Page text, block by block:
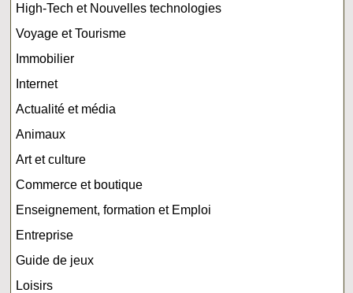
High-Tech et Nouvelles technologies
Voyage et Tourisme
Immobilier
Internet
Actualité et média
Animaux
Art et culture
Commerce et boutique
Enseignement, formation et Emploi
Entreprise
Guide de jeux
Loisirs